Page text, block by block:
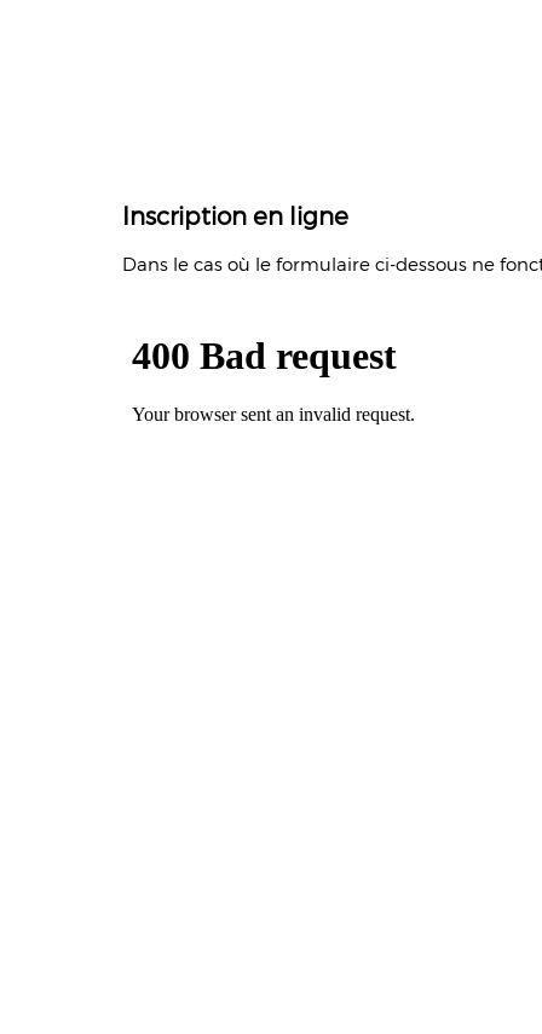
Inscription en ligne
Dans le cas où le formulaire ci-dessous ne